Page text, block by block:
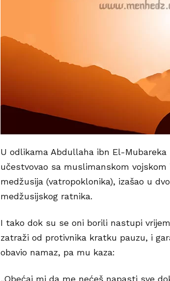
U odlikama Abdullaha ibn El-
učestvovao sa muslimanskom
medžusija (vatropoklonika), izašao u
medžusijskog ratnika.
I tako dok su se oni borili nastupi
zatraži od protivnika kratku pauzu, i
obavio namaz, pa mu kaza:
„Obećaj mi da me nećeš napasti sve